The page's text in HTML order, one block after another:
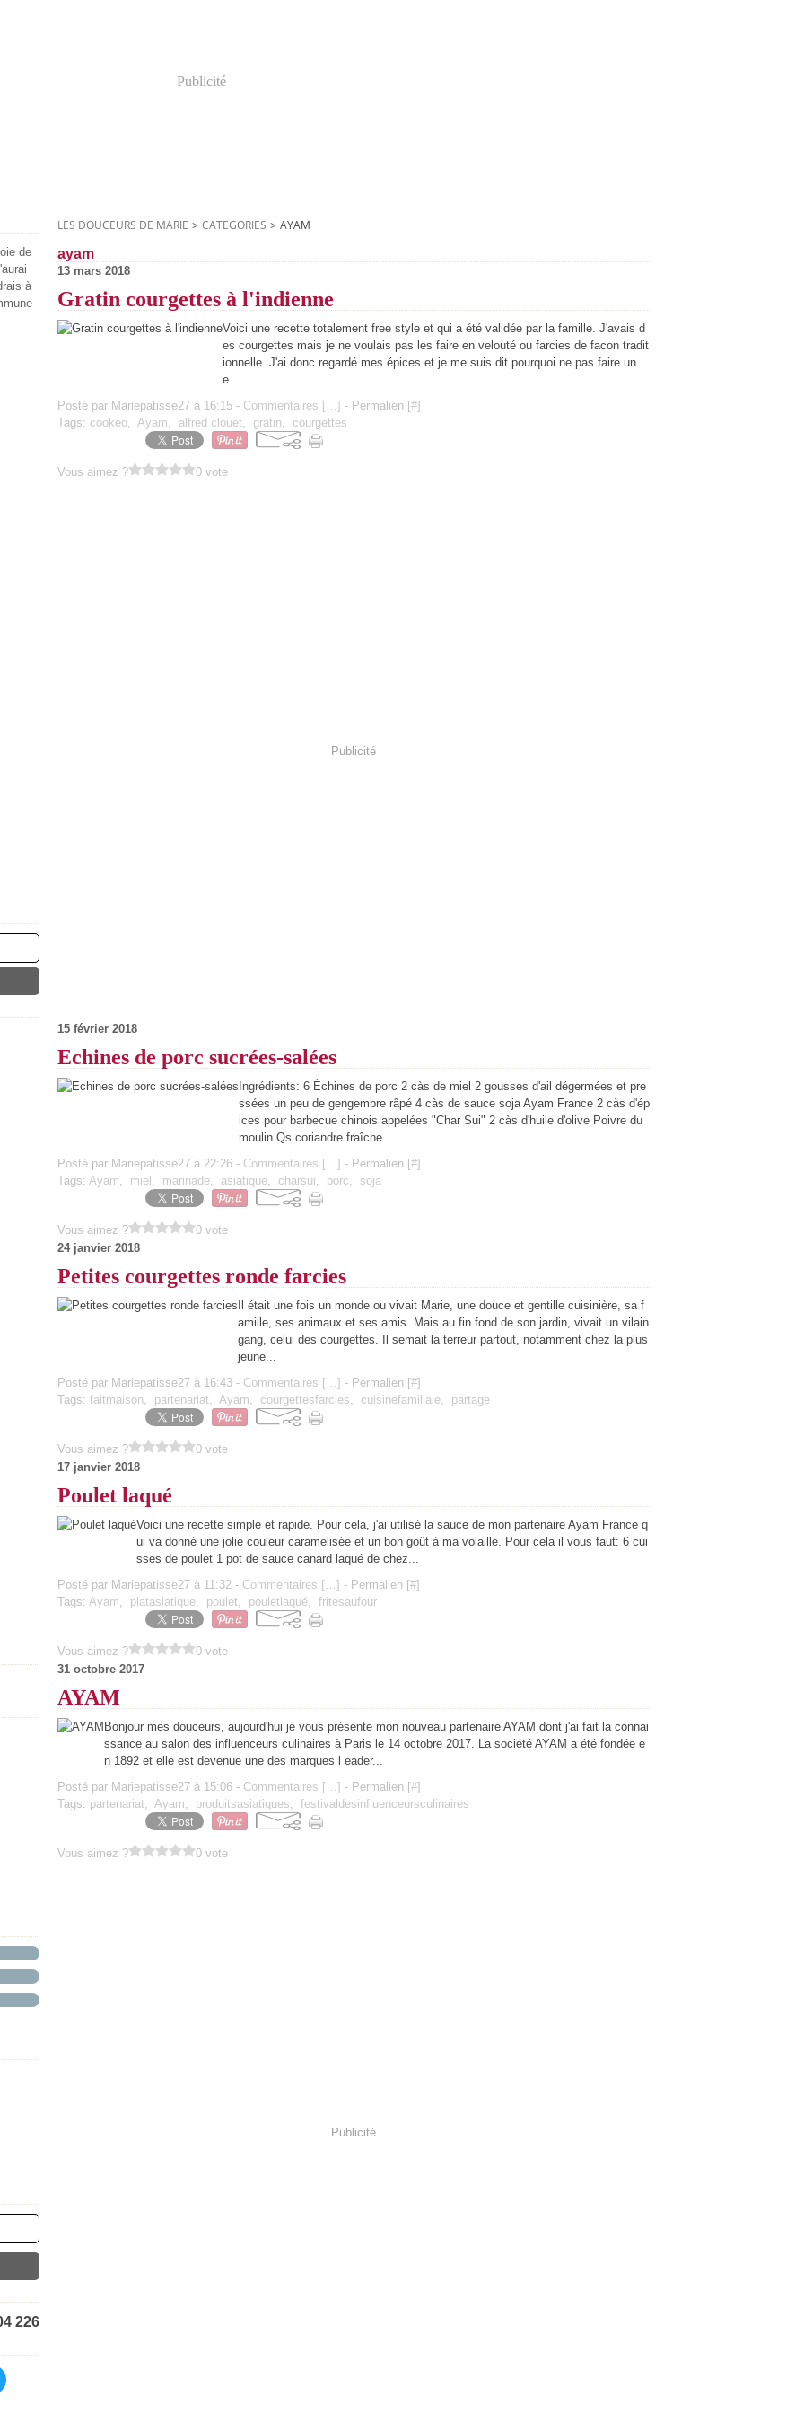
Publicité
de
à
226
LES DOUCEURS DE MARIE > CATEGORIES > AYAM
ayam
13 mars 2018
Gratin courgettes à l'indienne
Voici une recette totalement free style et qui a été validée par la famille. J'avais d
es courgettes mais je ne voulais pas les faire en velouté ou farcies de facon tradit
ionnelle. J'ai donc regardé mes épices et je me suis dit pourquoi ne pas faire un
e...
Posté par Mariepatisse27 à 16:15 - Commentaires [ …] - Permalien [#]
Tags: cookeo, Ayam, alfred clouet, gratin, courgettes
Vous aimez ? 0 vote
Publicité
15 février 2018
Echines de porc sucrées-salées
Ingrédients: 6 Échines de porc 2 càs de miel 2 gousses d'ail dégermées et pre
ssées un peu de gengembre râpé 4 càs de sauce soja Ayam France 2 càs d'ép
ices pour barbecue chinois appelées "Char Sui" 2 càs d'huile d'olive Poivre du
moulin Qs coriandre fraîche...
Posté par Mariepatisse27 à 22:26 - Commentaires [ …] - Permalien [#]
Tags: Ayam, miel , marinade, asiatique, charsui, porc, soja
Vous aimez ?
0 vote
24 janvier 2018
Petites courgettes ronde farcies
Il était une fois un monde ou vivait Marie, une douce et gentille cuisinière, sa f
amille, ses animaux et ses amis. Mais au fin fond de son jardin, vivait un vilain
gang, celui des courgettes. Il semait la terreur partout, notamment chez la plus
jeune...
Posté par Mariepatisse27 à 16:43 - Commentaires [ …] - Permalien [#]
Tags: faitmaison, partenariat, Ayam, courgettesfarcies, cuisinefamiliale, partage
Vous aimez ?
0 vote
17 janvier 2018
Poulet laqué
Voici une recette simple et rapide. Pour cela, j'ai utilisé la sauce de mon partenaire Ayam France q
ui va donné une jolie couleur caramelisée et un bon goût à ma volaille. Pour cela il vous faut: 6 cui
sses de poulet 1 pot de sauce canard laqué de chez...
Posté par Mariepatisse27 à 11:32 - Commentaires [ …] - Permalien [#]
Tags: Ayam, platasiatique, poulet, pouletlaqué, fritesaufour
Vous aimez ?
0 vote
31 octobre 2017
AYAM
Bonjour mes douceurs, aujourd'hui je vous présente mon nouveau partenaire AYAM dont j'ai fait la connai
ssance au salon des influenceurs culinaires à Paris le 14 octobre 2017. La société AYAM a été fondée e
n 1892 et elle est devenue une des marques l eader...
Posté par Mariepatisse27 à 15:06 - Commentaires [ …] - Permalien [#]
Tags: partenariat, Ayam, produitsasiatiques, festivaldesinfluenceursculinaires
Vous aimez ? 0 vote
Publicité